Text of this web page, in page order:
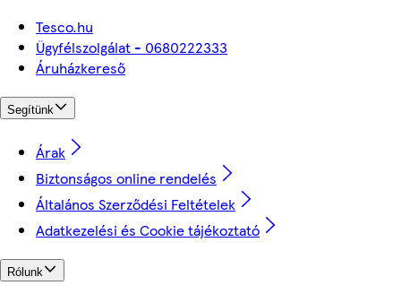
Tesco.hu
Ügyfélszolgálat - 0680222333
Áruházkereső
Segítünk
Árak
Biztonságos online rendelés
Általános Szerződési Feltételek
Adatkezelési és Cookie tájékoztató
Rólunk